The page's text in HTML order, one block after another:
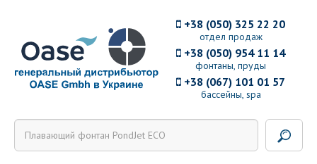
отдел продаж
+38 (050) 325 22 20
фонтаны, пруды
+38 (050) 954 11 14
бассейны, spa
+38 (067) 101 01 57